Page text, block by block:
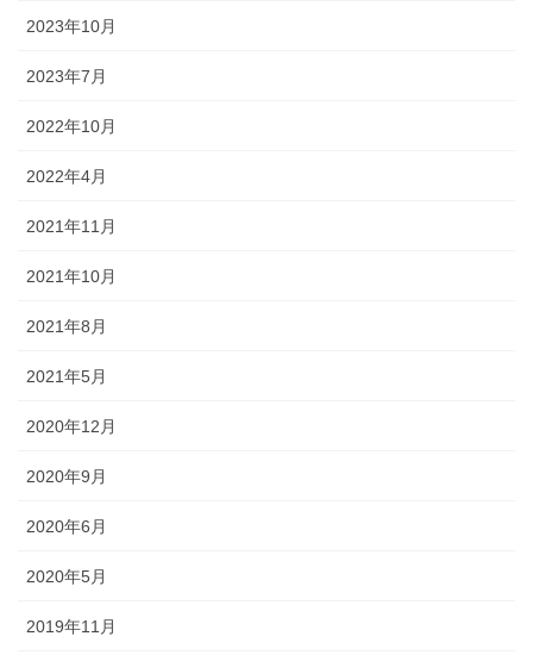
2023年10月
2023年7月
2022年10月
2022年4月
2021年11月
2021年10月
2021年8月
2021年5月
2020年12月
2020年9月
2020年6月
2020年5月
2019年11月